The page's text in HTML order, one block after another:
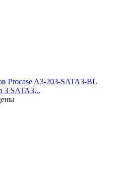
Procase A3-203-SATA3-BL
3 SATA3...